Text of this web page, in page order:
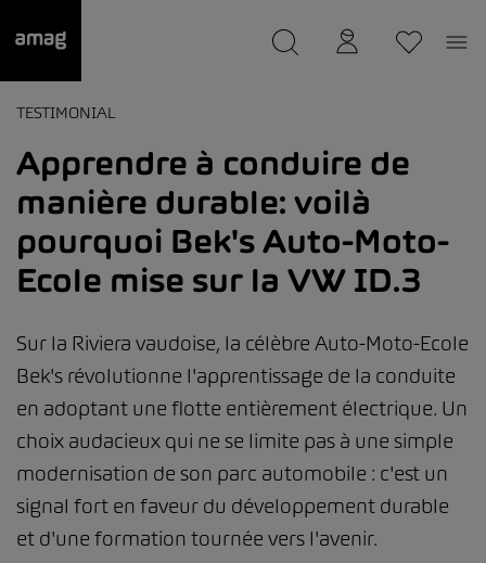
TESTIMONIAL
Apprendre à conduire de
manière durable: voilà
pourquoi Bek's Auto-Moto-
Ecole mise sur la VW ID.3
Sur la Riviera vaudoise, la célèbre Auto-Moto-Ecole
Bek's révolutionne l'apprentissage de la conduite
en adoptant une flotte entièrement électrique. Un
choix audacieux qui ne se limite pas à une simple
modernisation de son parc automobile : c'est un
signal fort en faveur du développement durable
et d'une formation tournée vers l'avenir.